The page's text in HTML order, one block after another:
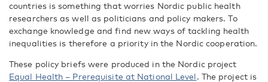
countries is something that worries Nordic public health
researchers as well as politicians and policy makers. To
exchange knowledge and find new ways of tackling health
inequalities is therefore a priority in the Nordic cooperation.
These policy briefs were produced in the Nordic project
Equal Health – Prerequisite at National Level. The project is